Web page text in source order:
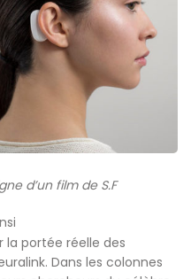
d’un film de S.F
la portée réelle des
Dans les colonnes